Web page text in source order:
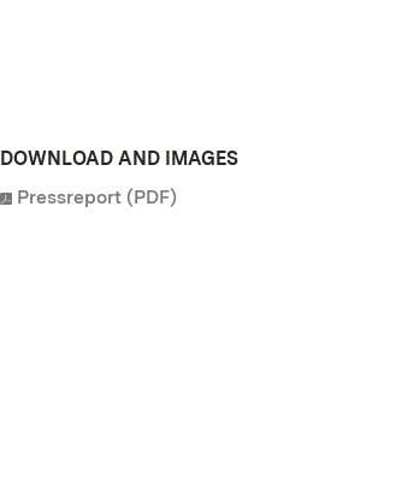
DOWNLOAD AND IMAGES
Pressreport (PDF)